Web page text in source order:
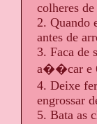
colheres
2. Quando
antes de
3. Faca de
a��car e 6
4. Deixe
engrossar
5. Bata as